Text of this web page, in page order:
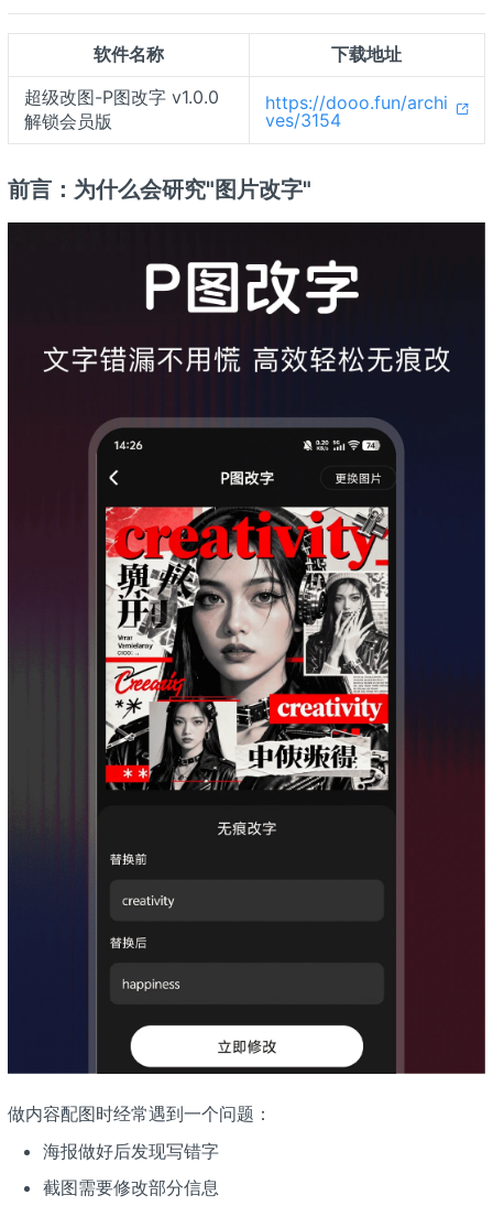
软件名称
下载地址
超级改图-P图改字 v1.0.0
解锁会员版
https://dooo.fun/archi
ves/3154
前言：为什么会研究"图片改字"
做内容配图时经常遇到一个问题：
海报做好后发现写错字
截图需要修改部分信息